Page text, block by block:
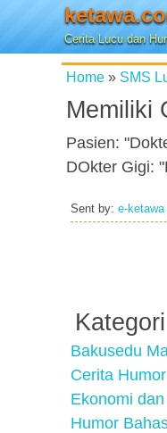
Cerita Lucu dan
Home » SMS
Memiliki
Pasien:
DOkter Gigi:
Sent by: e-ketawa
Bakusedu
Cerita
Ekonomi
Humor